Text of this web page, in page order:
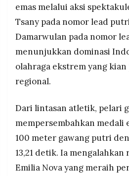
emas melalui aksi
Tsany pada nomor lead
Damarwulan pada nomor
menunjukkan dominasi
olahraga ekstrem yang
regional.
Dari lintasan atletik, pelari
mempersembahkan medali
100 meter gawang putri
13,21 detik. Ia
Emilia Nova yang meraih